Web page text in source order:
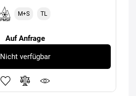
M+S TL
Auf Anfrage
Nicht verfügbar